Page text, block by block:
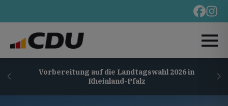
Vorbereitung auf die Landtagswahl 2026 in
Rheinland-Pfalz